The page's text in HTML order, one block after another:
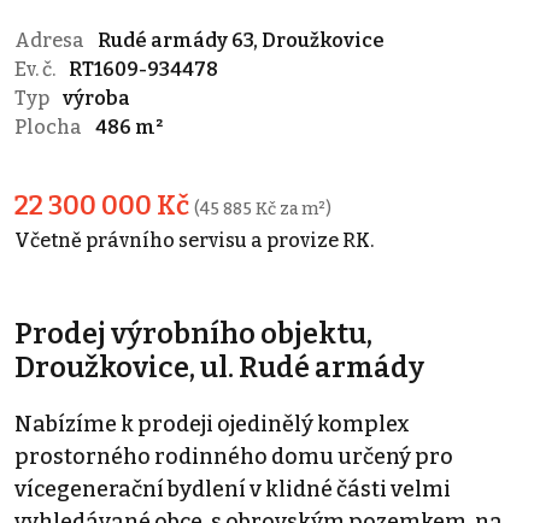
Adresa
Rudé armády 63, Droužkovice
Ev. č.
RT1609-934478
Typ výroba
Plocha
486 m²
22 300 000 Kč (45 885 Kč za m²)
Včetně právního servisu a provize RK.
Prodej výrobního objektu,
Droužkovice, ul. Rudé armády
Nabízíme k prodeji ojedinělý komplex
prostorného rodinného domu určený pro
vícegenerační bydlení v klidné části velmi